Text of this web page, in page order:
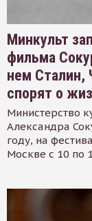
Минкульт
фильма
нем Сталин,
спорят о
Министерство
Александра
году, на
Москве с 10 по